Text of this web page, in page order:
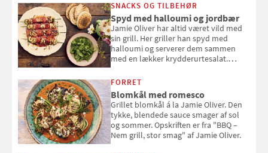
SNACKS OG TILBEHØR
Spyd med halloumi og jordbær
Jamie Oliver har altid været vild med
sin grill. Her griller han spyd med
halloumi og serverer dem sammen
med en lækker krydderurtesalat.
smag" af Jamie Oliver.
FORRET
Blomkål med romesco
Grillet blomkål á la Jamie Oliver. Den
tykke, blendede sauce smager af sol
og sommer. Opskriften er fra "BBQ –
Nem grill, stor smag" af Jamie Oliver.